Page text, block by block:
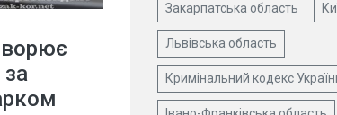
за
Закарпатська область
Львівська область
Кримінальний кодекс